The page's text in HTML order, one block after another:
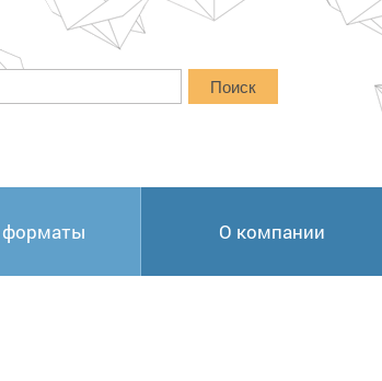
Поиск
форматы О компании